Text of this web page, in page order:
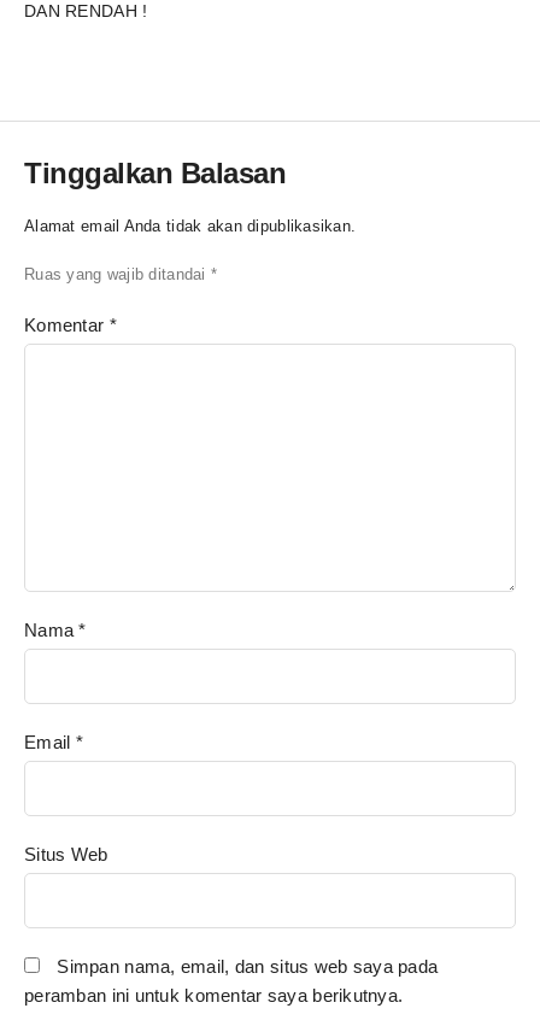
DAN RENDAH !
Tinggalkan Balasan
Alamat email Anda tidak akan dipublikasikan.
Ruas yang wajib ditandai *
Komentar *
Nama*
Email *
Situs Web
Simpan nama, email, dan situs web saya pada
peramban ini untuk komentar saya berikutnya.